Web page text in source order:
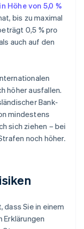
Höhe von 5,0 %
bis zu maximal
0,5 % pro
auch auf den
höher ausfallen.
Bank-
mindestens
sich ziehen – bei
noch höher.
Sie in einem